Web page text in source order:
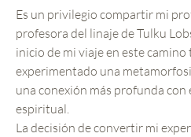
Es un privilegio compartir mi
profesora del linaje de Tulku
inicio de mi viaje en este
experimentado una
una conexión más profunda
espiritual.
La decisión de convertir mi